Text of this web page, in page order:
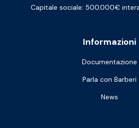
Informazioni
Documentazione
Parla con Barberi
News
Capitale sociale: 500.000€